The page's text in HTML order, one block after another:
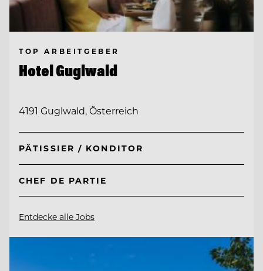
TOP ARBEITGEBER
Hotel Guglwald
4191 Guglwald, Österreich
PÂTISSIER / KONDITOR
CHEF DE PARTIE
Entdecke alle Jobs